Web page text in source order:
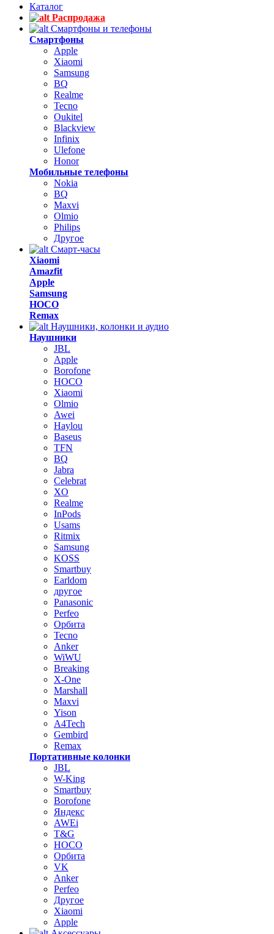
Каталог
Распродажа
Смартфоны и телефоны
Смартфоны
Apple
Xiaomi
Samsung
BQ
Realme
Tecno
Oukitel
Blackview
Infinix
Ulefone
Honor
Мобильные телефоны
Nokia
BQ
Maxvi
Olmio
Philips
Другое
Смарт-часы
Xiaomi
Amazfit
Apple
Samsung
HOCO
Remax
Наушники, колонки и аудио
Наушники
JBL
Apple
Borofone
HOCO
Xiaomi
Olmio
Awei
Haylou
Baseus
TFN
BQ
Jabra
Celebrat
XO
Realme
InPods
Usams
Ritmix
Samsung
KOSS
Smartbuy
Earldom
другое
Panasonic
Perfeo
Орбита
Tecno
Anker
WiWU
Breaking
X-One
Marshall
Maxvi
Yison
A4Tech
Gembird
Remax
Портативные колонки
JBL
W-King
Smartbuy
Borofone
Яндекс
AWEi
T&G
HOCO
Орбита
VK
Anker
Perfeo
Другое
Xiaomi
Apple